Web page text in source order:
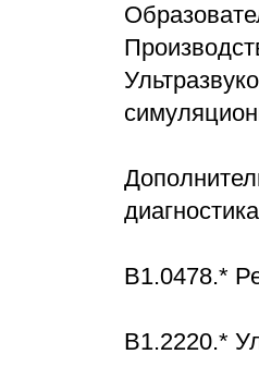
диагностика
В1.0478.*
В1.2220.*